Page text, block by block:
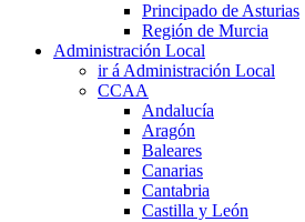
Principado de Asturias
Región de Murcia
Administración Local
ir á Administración Local
CCAA
Andalucía
Aragón
Baleares
Canarias
Cantabria
Castilla y León